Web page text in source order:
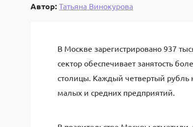
Автор: Татьяна Винокурова
В Москве зарегистрировано 937
сектор обеспечивает занятость
столицы. Каждый четвертый рубль
малых и средних предприятий.